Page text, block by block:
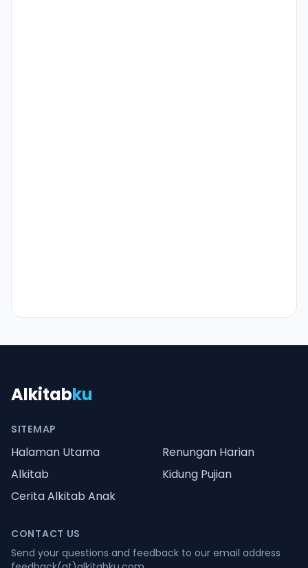
Alkitabku
SITEMAP
Halaman Utama
Renungan Harian
Alkitab
Kidung Pujian
Cerita Alkitab Anak
CONTACT US
Send your questions and feedback to our email address